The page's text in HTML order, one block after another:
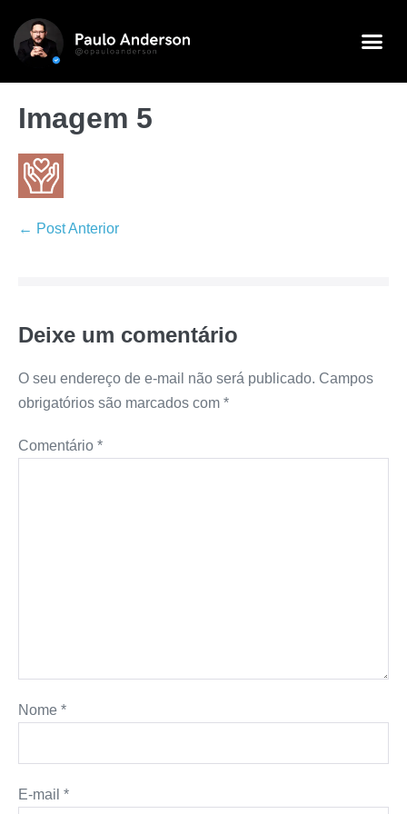
Imagem 5
← Post Anterior
Deixe um comentário
O seu endereço de e-mail não será publicado. Campos
obrigatórios são marcados com *
Comentário *
Nome *
E-mail *